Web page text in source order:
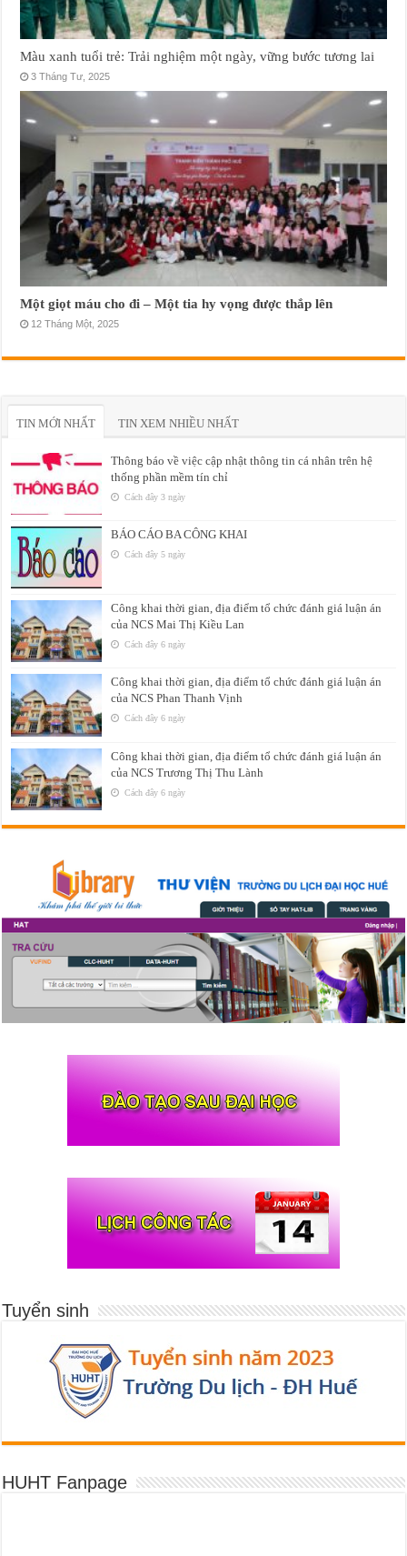
Màu xanh tuổi trẻ: Trải nghiệm một ngày, vững bước tương lai
3 Tháng Tư, 2025
Một giọt máu cho đi – Một tia hy vọng được thắp lên
12 Tháng Một, 2025
TIN MỚI NHẤT TIN XEM NHIỀU NHẤT
Thông báo về việc cập nhật thông tin cá nhân trên hệ
thống phần mềm tín chỉ
Cách đây 3 ngày
BÁO CÁO BA CÔNG KHAI
Cách đây 5 ngày
Công khai thời gian, địa điểm tổ chức đánh giá luận án
của NCS Mai Thị Kiều Lan
Cách đây 6 ngày
Công khai thời gian, địa điểm tổ chức đánh giá luận án
của NCS Phan Thanh Vịnh
Cách đây 6 ngày
Công khai thời gian, địa điểm tổ chức đánh giá luận án
của NCS Trương Thị Thu Lành
Cách đây 6 ngày
Tuyển sinh
HUHT Fanpage